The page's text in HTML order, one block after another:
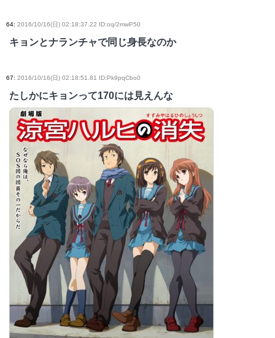
64: 2016/10/16(日) 02:18:37.22 ID:oq/2mwP50
キョンとナランチャで同じ身長なのか
67: 2016/10/16(日) 02:18:51.81 ID:Pk9pqCbo0
たしかにキョンって170には見えんな